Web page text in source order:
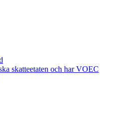
skatteetaten och har VOEC